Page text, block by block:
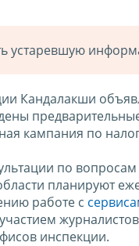
устаревшую
Кандалакши
кампания по
по вопросам
планируют
работе с
инспекции.